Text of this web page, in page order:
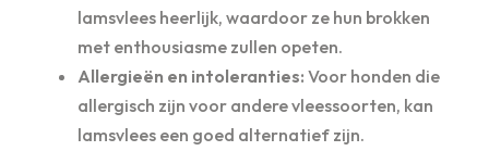
lamsvlees heerlijk, waardoor ze hun brokken
met enthousiasme zullen opeten.
Allergieën en intoleranties: Voor honden die
allergisch zijn voor andere vleessoorten, kan
lamsvlees een goed alternatief zijn.